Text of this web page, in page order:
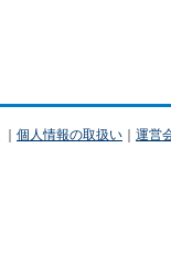
｜ 個人情報の取扱い ｜ 運営